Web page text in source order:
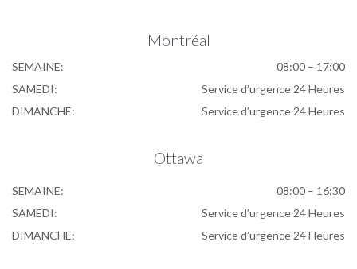
Montréal
SEMAINE:
SAMEDI:
DIMANCHE:
08:00 – 17:00
Service d’urgence 24 Heures
Service d’urgence 24 Heures
Ottawa
SEMAINE:
SAMEDI:
DIMANCHE:
08:00 – 16:30
Service d’urgence 24 Heures
Service d’urgence 24 Heures